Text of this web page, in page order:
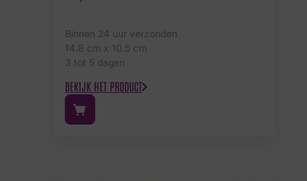
Binnen 24 uur verzonden
14.8 cm x 10.5 cm
3 tot 5 dagen
BEKIJK HET PRODUCT